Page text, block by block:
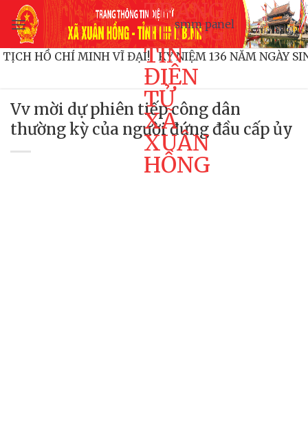
qua
dung
TRANG
THÔNG
TIN
ĐIỆN
TỬ
XÃ
XUÂN
HỒNG
smm panel
TỊCH HỒ CHÍ MINH VĨ ĐẠI! KỶ NIỆM 136 NĂM
Vv mời dự phiên tiếp công dân
thường kỳ của người đứng đầu cấp ủy